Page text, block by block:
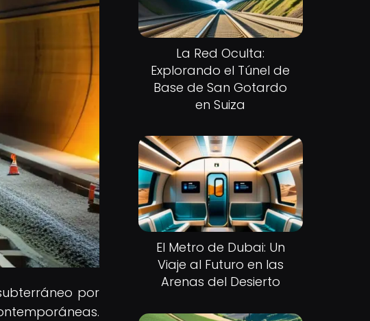
por
La Red Oculta:
Explorando el Túnel de
Base de San Gotardo
en Suiza
El Metro de Dubai: Un
Viaje al Futuro en las
Arenas del Desierto